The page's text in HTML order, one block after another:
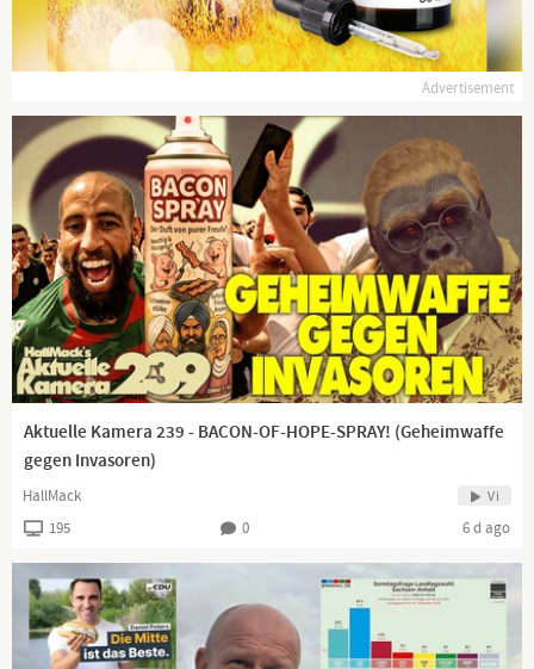
Advertisement
Aktuelle Kamera 239 - BACON-OF-HOPE-SPRAY! (Geheimwaffe
gegen Invasoren)
HallMack Vi
195 0 6 d ago